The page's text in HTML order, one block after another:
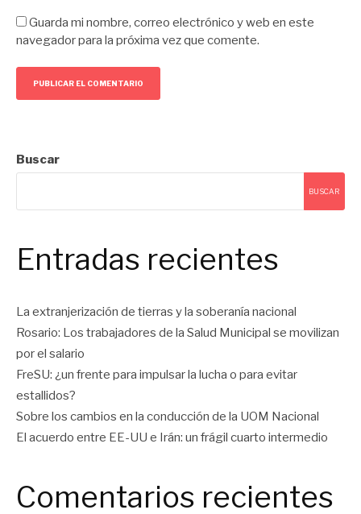
Guarda mi nombre, correo electrónico y web en este
navegador para la próxima vez que comente.
Buscar
BUSCAR
Entradas recientes
La extranjerización de tierras y la soberanía nacional
Rosario: Los trabajadores de la Salud Municipal se movilizan
por el salario
FreSU: ¿un frente para impulsar la lucha o para evitar
estallidos?
Sobre los cambios en la conducción de la UOM Nacional
El acuerdo entre EE-UU e Irán: un frágil cuarto intermedio
Comentarios recientes